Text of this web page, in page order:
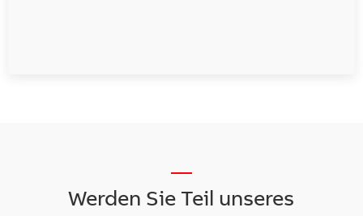
Werden Sie Teil unseres